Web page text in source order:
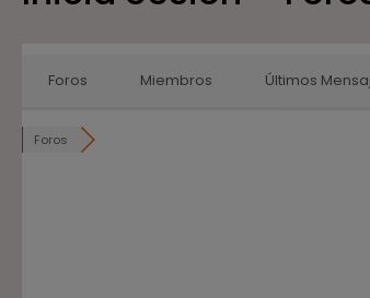
Foros Miembros Últimos
Foros